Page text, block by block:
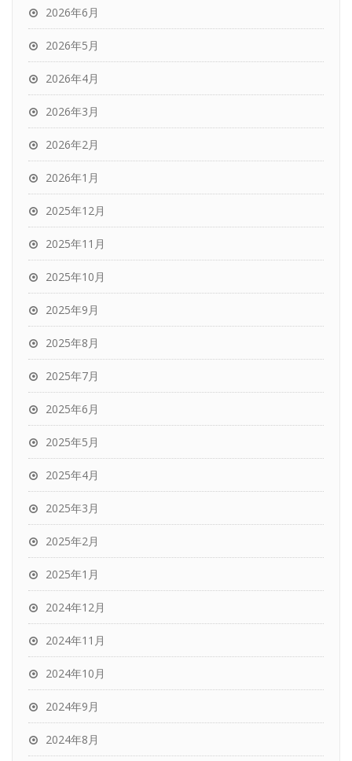
2026年6月
2026年5月
2026年4月
2026年3月
2026年2月
2026年1月
2025年12月
2025年11月
2025年10月
2025年9月
2025年8月
2025年7月
2025年6月
2025年5月
2025年4月
2025年3月
2025年2月
2025年1月
2024年12月
2024年11月
2024年10月
2024年9月
2024年8月